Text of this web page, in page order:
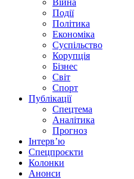
Війна
Події
Політика
Економіка
Суспільство
Корупція
Бізнес
Світ
Спорт
Публікації
Спецтема
Аналітика
Прогноз
Інтерв’ю
Спецпроєкти
Колонки
Анонси